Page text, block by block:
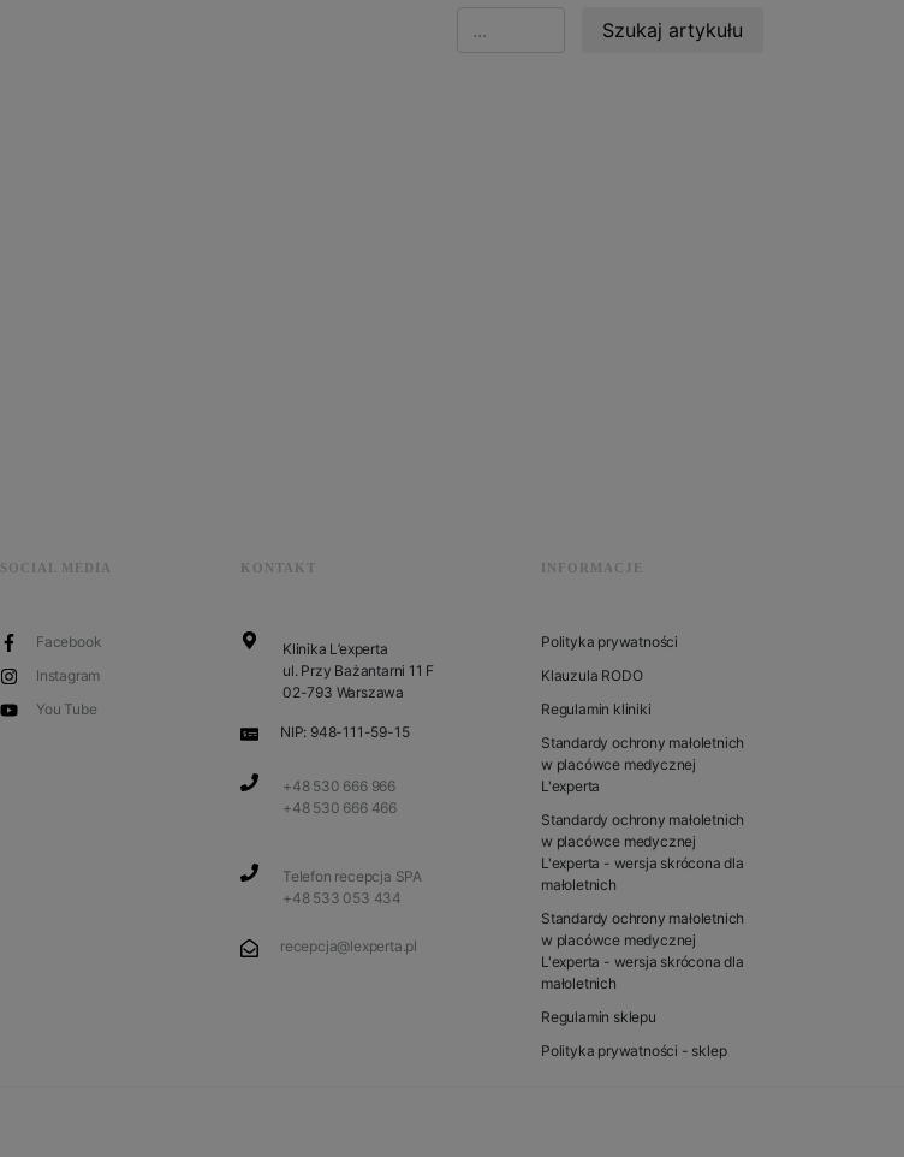
Szukaj artykułu
SOCIAL MEDIA
Facebook
Instagram
You Tube
KONTAKT
Klinika L’experta
ul. Przy Bażantarni 11 F
02-793 Warszawa
NIP: 948-111-59-15
+48 530 666 966
+48 530 666 466
Telefon recepcja SPA
+48 533 053 434
recepcja@lexperta.pl
INFORMACJE
Polityka prywatności
Klauzula RODO
Regulamin kliniki
Standardy ochrony małoletnich
w placówce medycznej
L'experta
Standardy ochrony małoletnich
w placówce medycznej
L'experta - wersja skrócona dla
małoletnich
Standardy ochrony małoletnich
w placówce medycznej
L'experta - wersja skrócona dla
małoletnich
Regulamin sklepu
Polityka prywatności - sklep